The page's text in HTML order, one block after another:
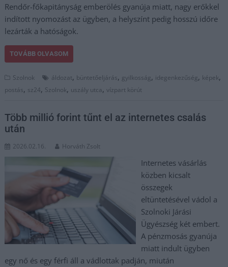
Rendőr-főkapitányság emberölés gyanúja miatt, nagy erőkkel
indított nyomozást az ügyben, a helyszínt pedig hosszú időre
lezárták a hatóságok.
TOVÁBB OLVASOM
Szolnok áldozat, büntetőeljárás, gyilkosság, idegenkezűség, képek,
postás, sz24, Szolnok, uszály utca,vízpart körút
Több millió forint tűnt el az internetes csalás
után
2026.02.16. Horváth Zsolt
Internetes vásárlás
közben kicsalt
összegek
eltüntetésével vádol a
Szolnoki Járási
Ügyészség két embert.
A pénzmosás gyanúja
miatt indult ügyben
egy nő és egy férfi áll a vádlottak padján, miután